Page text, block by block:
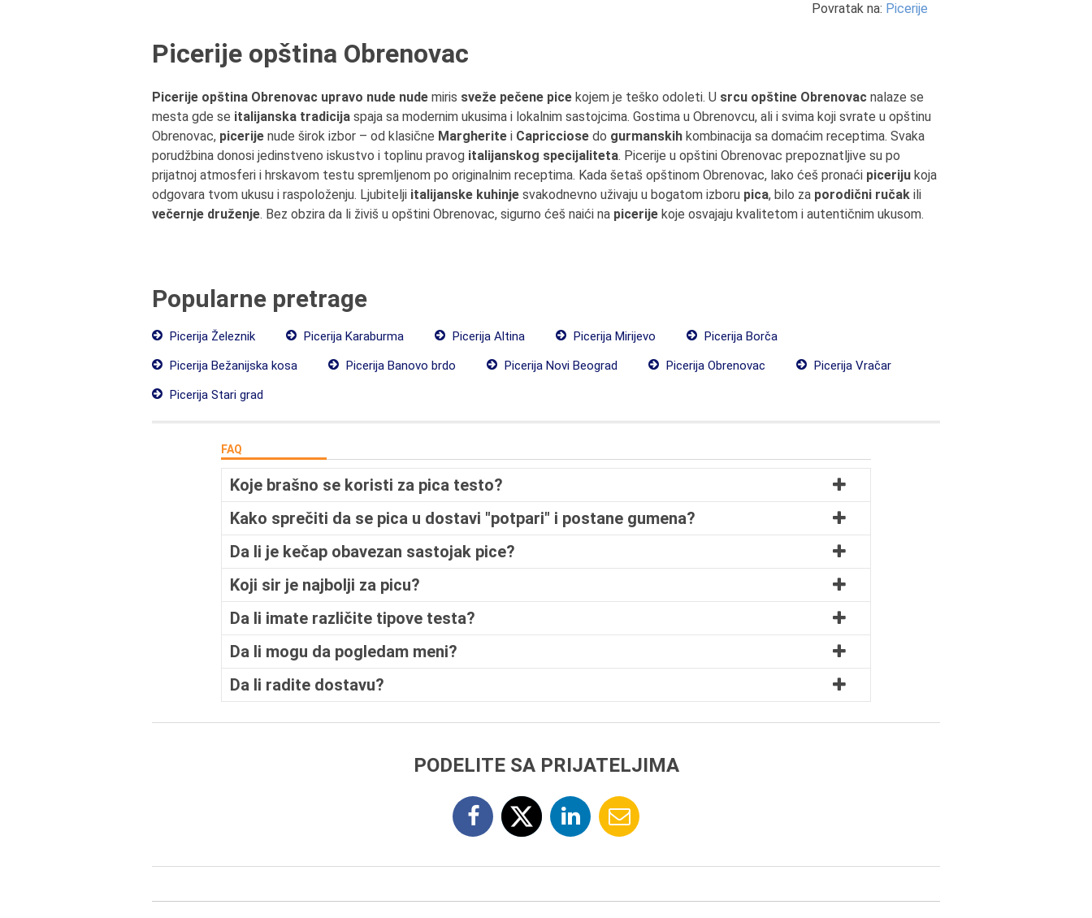
Povratak na: Picerije
Picerije opština Obrenovac
Picerije opština Obrenovac upravo nude nude miris sveže pečene pice kojem je teško odoleti. U srcu opštine Obrenovac nalaze se
mesta gde se italijanska tradicija spaja sa modernim ukusima i lokalnim sastojcima. Gostima u Obrenovcu, ali i svima koji svrate u opštinu
Obrenovac, picerije nude širok izbor – od klasične Margherite i Capricciose do gurmanskih kombinacija sa domaćim receptima. Svaka
porudžbina donosi jedinstveno iskustvo i toplinu pravog italijanskog specijaliteta. Picerije u opštini Obrenovac prepoznatljive su po
prijatnoj atmosferi i hrskavom testu spremljenom po originalnim receptima. Kada šetaš opštinom Obrenovac, lako ćeš pronaći piceriju koja
odgovara tvom ukusu i raspoloženju. Ljubitelji italijanske kuhinje svakodnevno uživaju u bogatom izboru pica, bilo za porodični ručak ili
večernje druženje. Bez obzira da li živiš u opštini Obrenovac, sigurno ćeš naići na picerije koje osvajaju kvalitetom i autentičnim ukusom.
Popularne pretrage
Picerija Železnik Picerija Karaburma Picerija Altina Picerija Mirijevo
Picerija Borča
Picerija Bežanijska kosa
Picerija Banovo brdo Picerija Novi Beograd Picerija Obrenovac
Picerija Vračar
Picerija Stari grad
FAQ
Koje brašno se koristi za pica testo?
Kako sprečiti da se pica u dostavi "potpari" i postane gumena?
Da li je kečap obavezan sastojak pice?
Koji sir je najbolji za picu?
Da li imate različite tipove testa?
Da li mogu da pogledam meni?
Da li radite dostavu?
PODELITE SA PRIJATELJIMA